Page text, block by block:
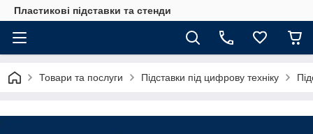
Пластикові підставки та стенди
Товари та послуги Підставки під цифрову техніку